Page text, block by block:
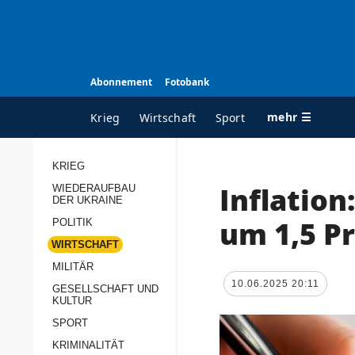
Abonnement Fotobank
Krieg Wirtschaft Sport mehr ☰
ALLE RUBRIKEN
Wiederaufbau der
Politik
Militär
KRIEG
WIEDERAUFBAU
DER UKRAINE
POLITIK
WIRTSCHAFT
MILITÄR
GESELLSCHAFT UND
KULTUR
SPORT
KRIMINALITÄT
um 1,5
10.06.2025 20:11